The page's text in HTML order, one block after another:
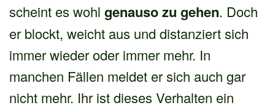
scheint es wohl genauso zu gehen. Doch
er blockt, weicht aus und distanziert sich
immer wieder oder immer mehr. In
manchen Fällen meldet er sich auch gar
nicht mehr. Ihr ist dieses Verhalten ein